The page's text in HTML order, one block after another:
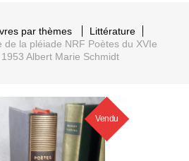
par thèmes
Littérature
de la pléiade NRF Poètes du XVIe
Albert Marie Schmidt
Vendu